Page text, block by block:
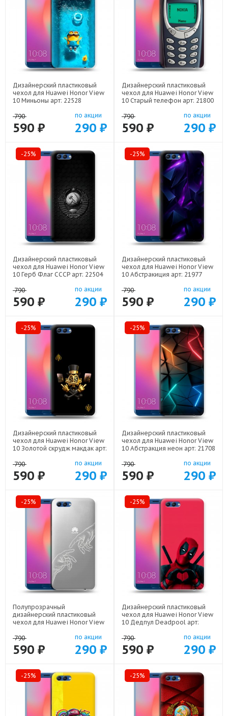
Дизайнерский пластиковый
чехол для Huawei Honor View
10 Миньоны арт: 22528
790
590 ₽
по акции
290 ₽
Дизайнерский пластиковый
чехол для Huawei Honor View
10 Старый телефон арт: 21800
790
590 ₽
по акции
290 ₽
-25%
Дизайнерский пластиковый
чехол для Huawei Honor View
10 Герб Флаг СССР арт: 22504
790
590 ₽
по акции
290 ₽
-25%
Дизайнерский пластиковый
чехол для Huawei Honor View
10 Абстракиция арт: 21977
790
590 ₽
по акции
290 ₽
-25%
Дизайнерский пластиковый
чехол для Huawei Honor View
10 Золотой скрудж макдак арт:
790
590 ₽
по акции
290 ₽
-25%
Дизайнерский пластиковый
чехол для Huawei Honor View
10 Абстракция неон арт: 21708
790
590 ₽
по акции
290 ₽
-25%
Полупрозрачный
дизайнерский пластиковый
чехол для Huawei Honor View
22436
790
590 ₽
по акции
290 ₽
-25%
Дизайнерский пластиковый
чехол для Huawei Honor View
10 Дедпул Deadpool арт:
790
590 ₽
по акции
290 ₽
-25% -25%